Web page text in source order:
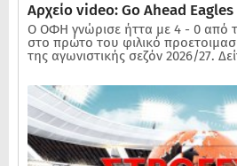
Αρχείο video: Go Ahead
Ο ΟΦΗ γνώρισε ήττα με 4 - 0 από
στο πρώτο του φιλικό
της αγωνιστικής σεζόν 2026/27.